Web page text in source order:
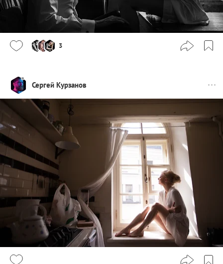
3
Сергей Курзанов